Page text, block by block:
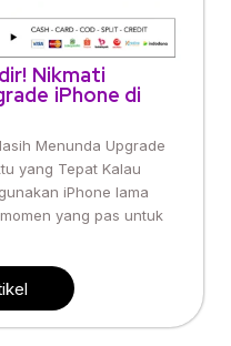
Nikmati
iPhone di
Menunda Upgrade
yang Tepat Kalau
iPhone lama
yang pas untuk